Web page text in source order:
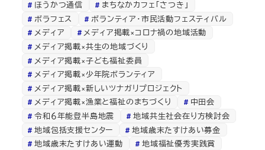
ほうかつ通信
まちなかカフェ「さつき」
ボラフェス
ボランティア・市民活動フェスティバル
メディア
メディア掲載×コロナ禍の地域活動
メディア掲載×共生の地域づくり
メディア掲載×子ども福祉委員
メディア掲載×少年院ボランティア
メディア掲載×新しいツナガリプロジェクト
メディア掲載×漁業と福祉のまちづくり
中田会
令和６年能登半島地震
地域共生社会在り方検討会
地域包括支援センター
地域歳末たすけあい募金
地域歳末たすけあい運動
地域福祉優秀実践賞